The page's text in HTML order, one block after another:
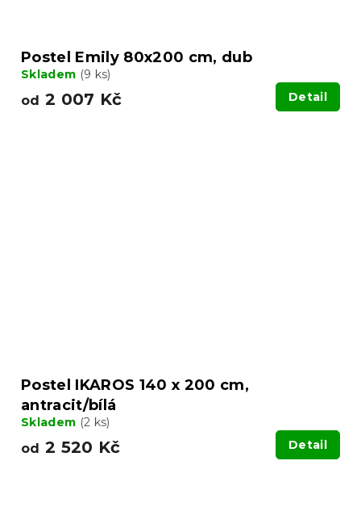
Postel Emily 80x200 cm, dub
Skladem (9 ks)
od 2 007 Kč Detail
Postel IKAROS 140 x 200 cm,
antracit/bílá
Skladem (2 ks)
od 2 520 Kč Detail